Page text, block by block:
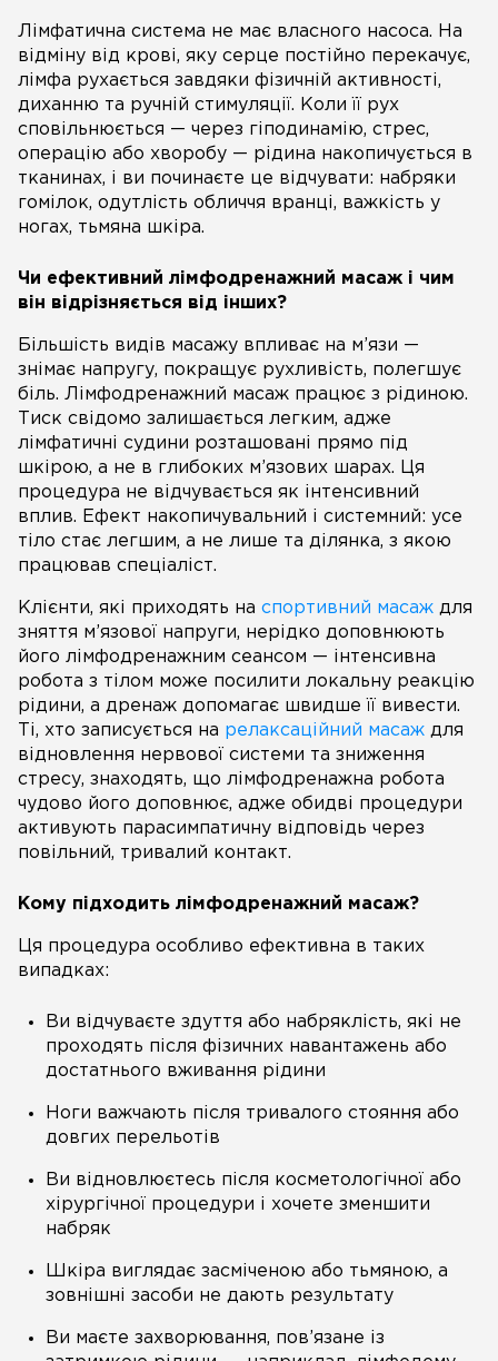
Лімфатична система не має власного насоса. На
відміну від крові, яку серце постійно перекачує,
лімфа рухається завдяки фізичній активності,
диханню та ручній стимуляції. Коли її рух
сповільнюється — через гіподинамію, стрес,
операцію або хворобу — рідина накопичується в
тканинах, і ви починаєте це відчувати: набряки
гомілок, одутлість обличчя вранці, важкість у
ногах, тьмяна шкіра.
Чи ефективний лімфодренажний масаж і чим
він відрізняється від інших?
Більшість видів масажу впливає на м’язи —
знімає напругу, покращує рухливість, полегшує
біль. Лімфодренажний масаж працює з рідиною.
Тиск свідомо залишається легким, адже
лімфатичні судини розташовані прямо під
шкірою, а не в глибоких м’язових шарах. Ця
процедура не відчувається як інтенсивний
вплив. Ефект накопичувальний і системний: усе
тіло стає легшим, а не лише та ділянка, з якою
працював спеціаліст.
Клієнти, які приходять на спортивний масаж для
зняття м’язової напруги, нерідко доповнюють
його лімфодренажним сеансом — інтенсивна
робота з тілом може посилити локальну реакцію
рідини, а дренаж допомагає швидше її вивести.
Ті, хто записується на релаксаційний масаж для
відновлення нервової системи та зниження
стресу, знаходять, що лімфодренажна робота
чудово його доповнює, адже обидві процедури
активують парасимпатичну відповідь через
повільний, тривалий контакт.
Кому підходить лімфодренажний масаж?
Ця процедура особливо ефективна в таких
випадках:
Ви відчуваєте здуття або набряклість, які не
проходять після фізичних навантажень або
достатнього вживання рідини
Ноги важчають після тривалого стояння або
довгих перельотів
Ви відновлюєтесь після косметологічної або
хірургічної процедури і хочете зменшити
набряк
Шкіра виглядає засміченою або тьмяною, а
зовнішні засоби не дають результату
Ви маєте захворювання, пов’язане із